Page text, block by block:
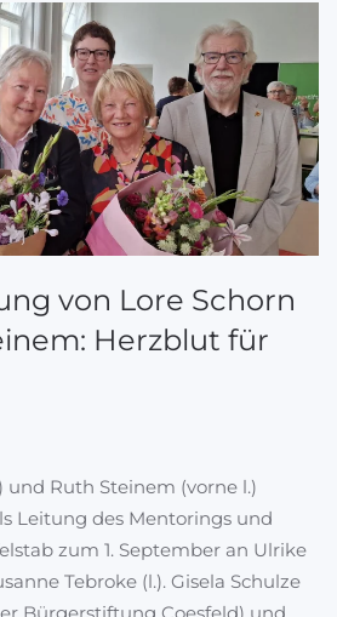
von Lore Schorn
Herzblut für
und Ruth Steinem (vorne l.)
Leitung des Mentorings und
zum 1. September an Ulrike
Tebroke (l.). Gisela Schulze